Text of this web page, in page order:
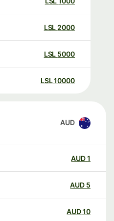
2000
LSL
5000
LSL
10000
LSL
AUD
AUD
AUD
AUD